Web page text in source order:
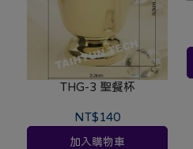
THG-3 聖餐杯
NT$140
加入購物車